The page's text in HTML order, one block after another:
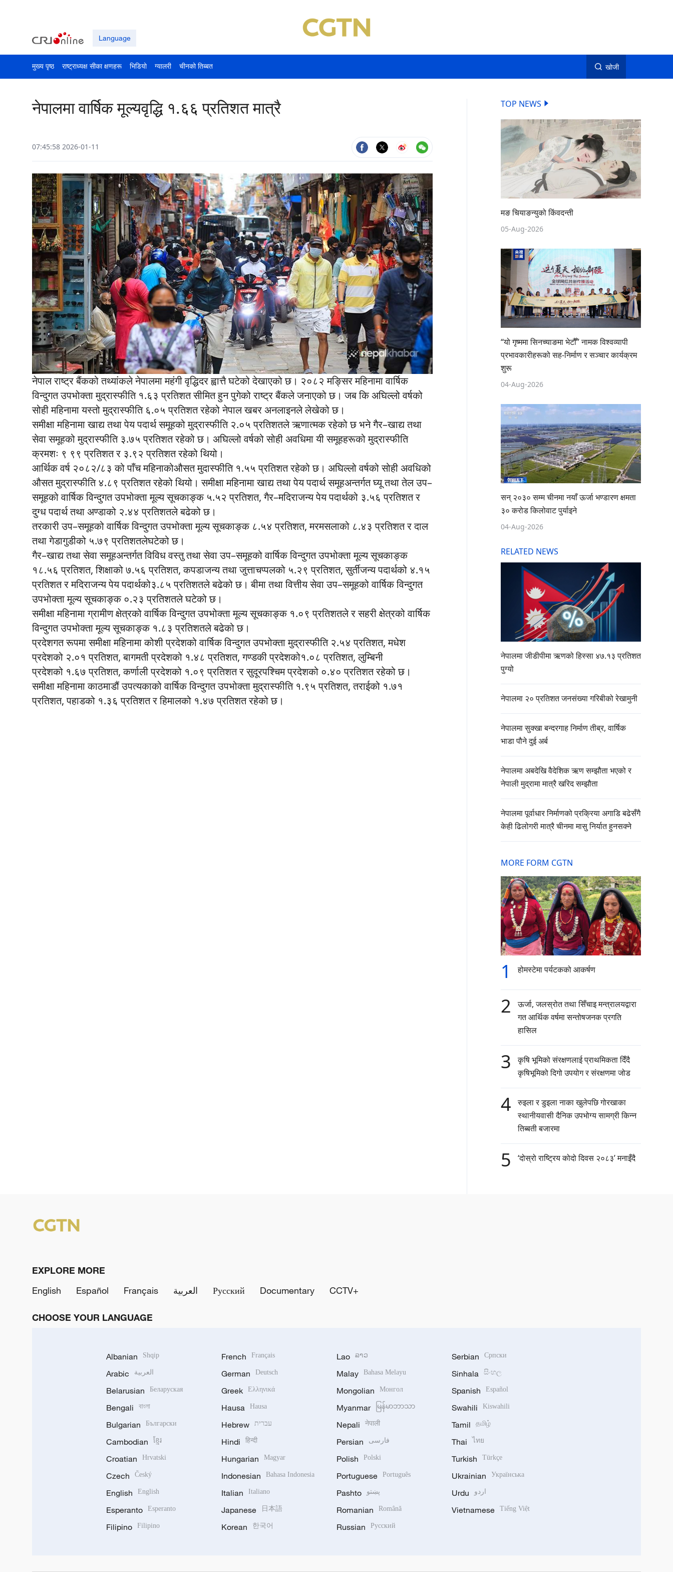
Language
मुख्य पृष्ठ राष्ट्राध्यक्ष सीका क्षणहरू भिडियो ग्यालरी चीनको तिब्बत खोजी
नेपालमा वार्षिक मूल्यवृद्धि १.६६ प्रतिशत मात्रै
07:45:58 2026-01-11
नेपाल राष्ट्र बैंकको तथ्यांकले नेपालमा महंगी वृद्धिदर ह्वात्तै घटेको देखाएको छ। २०८२ मङ्सिर महिनामा वार्षिक
विन्दुगत उपभोक्ता मुद्रास्फीति १.६३ प्रतिशत सीमित हुन पुगेको राष्ट्र बैंकले जनाएको छ। जब कि अघिल्लो वर्षको
सोही महिनामा यस्तो मुद्रास्फीति ६.०५ प्रतिशत रहेको नेपाल खबर अनलाइनले लेखेको छ।
समीक्षा महिनामा खाद्य तथा पेय पदार्थ समूहको मुद्रास्फीति २.०५ प्रतिशतले ऋणात्मक रहेको छ भने गैर–खाद्य तथा
सेवा समूहको मुद्रास्फीति ३.७५ प्रतिशत रहेको छ। अघिल्लो वर्षको सोही अवधिमा यी समूहहरूको मुद्रास्फीति
क्रमशः ९ ९९ प्रतिशत र ३.९२ प्रतिशत रहेको थियो।
आर्थिक वर्ष २०८२/८३ को पाँच महिनाकोऔसत मुदास्फीति १.५५ प्रतिशत रहेको छ। अघिल्लो वर्षको सोही अवधिको
औसत मुद्रास्फीति ४.८९ प्रतिशत रहेको थियो। समीक्षा महिनामा खाद्य तथा पेय पदार्थ समूहअन्तर्गत घ्यू तथा तेल उप–
समूहको वार्षिक विन्दुगत उपभोक्ता मूल्य सूचकाङ्क ५.५२ प्रतिशत, गैर–मदिराजन्य पेय पदार्थको ३.५६ प्रतिशत र
दुग्ध पदार्थ तथा अण्डाको २.४४ प्रतिशतले बढेको छ।
तरकारी उप–समूहको वार्षिक विन्दुगत उपभोक्ता मूल्य सूचकाङ्क ८.५४ प्रतिशत, मरमसलाको ८.४३ प्रतिशत र दाल
तथा गेडागुडीको ५.७९ प्रतिशतलेघटेको छ।
गैर–खाद्य तथा सेवा समूहअन्तर्गत विविध वस्तु तथा सेवा उप–समूहको वार्षिक विन्दुगत उपभोक्ता मूल्य सूचकाङ्क
१८.५६ प्रतिशत, शिक्षाको ७.५६ प्रतिशत, कपडाजन्य तथा जुत्ताचप्पलको ५.२९ प्रतिशत, सुर्तीजन्य पदार्थको ४.१५
प्रतिशत र मदिराजन्य पेय पदार्थको३.८५ प्रतिशतले बढेको छ। बीमा तथा वित्तीय सेवा उप–समूहको वार्षिक विन्दुगत
उपभोक्ता मूल्य सूचकाङ्क ०.२३ प्रतिशतले घटेको छ।
समीक्षा महिनामा ग्रामीण क्षेत्रको वार्षिक विन्दुगत उपभोक्ता मूल्य सूचकाङ्क १.०९ प्रतिशतले र सहरी क्षेत्रको वार्षिक
विन्दुगत उपभोक्ता मूल्य सूचकाङ्क १.८३ प्रतिशतले बढेको छ।
प्रदेशगत रूपमा समीक्षा महिनामा कोशी प्रदेशको वार्षिक विन्दुगत उपभोक्ता मुद्रास्फीति २.५४ प्रतिशत, मधेश
प्रदेशको २.०१ प्रतिशत, बागमती प्रदेशको १.४८ प्रतिशत, गण्डकी प्रदेशको१.०८ प्रतिशत, लुम्बिनी
प्रदेशको १.६७ प्रतिशत, कर्णाली प्रदेशको १.०९ प्रतिशत र सुदूरपश्चिम प्रदेशको ०.४० प्रतिशत रहेको छ।
समीक्षा महिनामा काठमाडौं उपत्यकाको वार्षिक विन्दुगत उपभोक्ता मुद्रास्फीति १.९५ प्रतिशत, तराईको १.७१
प्रतिशत, पहाडको १.३६ प्रतिशत र हिमालको १.४७ प्रतिशत रहेको छ।
TOP NEWS
मङ चियाङन्युको किंवदन्ती
05-Aug-2026
“यो गृष्ममा सिनच्याङमा भेटौँ” नामक विश्वव्यापी
प्रभावकारीहरूको सह-निर्माण र सञ्चार कार्यक्रम
शुरू
04-Aug-2026
सन् २०३० सम्म चीनमा नयाँ ऊर्जा भण्डारण क्षमता
३० करोड किलोवाट पुर्याइने
04-Aug-2026
RELATED NEWS
नेपालमा जीडीपीमा ऋणको हिस्सा ४७.१३ प्रतिशत
पुग्यो
नेपालमा २० प्रतिशत जनसंख्या गरिबीको रेखामुनी
नेपालमा सुक्खा बन्दरगाह निर्माण तीब्र, वार्षिक
भाडा पौने दुई अर्ब
नेपालमा अबदेखि वैदेशिक ऋण सम्झौता भएको र
नेपाली मुद्रामा मात्रै खरिद सम्झौता
नेपालमा पूर्वाधार निर्माणको प्रक्रिया अगाडि बढेसँगै
केही ढिलोगरी मात्रै चीनमा मासु निर्यात हुनसक्ने
MORE FORM CGTN
1 होमस्टेमा पर्यटकको आकर्षण
2
ऊर्जा, जलस्रोत तथा सिँचाइ मन्त्रालयद्वारा
गत आर्थिक वर्षमा सन्तोषजनक प्रगति
हासिल
3
कृषि भूमिको संरक्षणलाई प्राथमिकता दिँदै
कृषिभूमिको दिगो उपयोग र संरक्षणमा जोड
4
रुइला र डुइला नाका खुलेपछि गोरखाका
स्थानीयवासी दैनिक उपभोग्य सामग्री किन्न
तिब्बती बजारमा
5 ‘दोस्रो राष्ट्रिय कोदो दिवस २०८३’ मनाइँदै
EXPLORE MORE
English
Español Français العربية Русский Documentary CCTV+
CHOOSE YOUR LANGUAGE
Albanian Shqip
Arabic العربية
Belarusian Беларуская
Bengali বাংলা
Bulgarian Български
Cambodian ខ្មែរ
Croatian Hrvatski
Czech Český
English English
Esperanto Esperanto
Filipino Filipino
French Français
German Deutsch
Greek Ελληνικά
Hausa Hausa
Hebrew עברית
Hindi हिन्दी
Hungarian Magyar
Indonesian Bahasa Indonesia
Italian Italiano
Japanese 日本語
Korean 한국어
Lao ລາວ
Malay Bahasa Melayu
Mongolian Монгол
Myanmar မြန်မာဘာသာ
Nepali नेपाली
Persian فارسی
Polish Polski
Portuguese Português
Pashto پښتو
Romanian Română
Russian Русский
Serbian Српски
Sinhala සිංහල
Spanish Español
Swahili Kiswahili
Tamil தமிழ்
Thai ไทย
Turkish Türkçe
Ukrainian Українська
Urdu اردو
Vietnamese Tiếng Việt